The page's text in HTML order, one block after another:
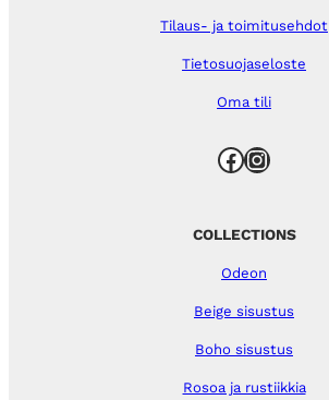
Tilaus- ja toimitusehdot
Tietosuojaseloste
Oma tili
Facebook Instagram
COLLECTIONS
Odeon
Beige sisustus
Boho sisustus
Rosoa ja rustiikkia